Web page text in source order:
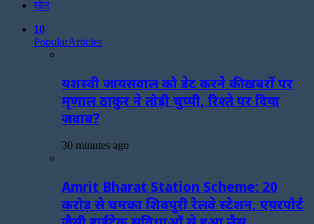
खेल
10
PopularArticles
यशस्वी जायसवाल को डेट करने की खबरों पर
मृणाल ठाकुर ने तोड़ी चुप्पी, रिश्ते पर दिया
जवाब?
30 minutes ago
Amrit Bharat Station Scheme: 20
करोड़ से चमका शिवपुरी रेलवे स्टेशन, एयरपोर्ट